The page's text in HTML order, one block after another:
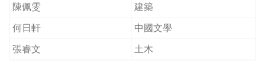
陳佩雯
建築
何日軒
中國文學
張睿文
土木